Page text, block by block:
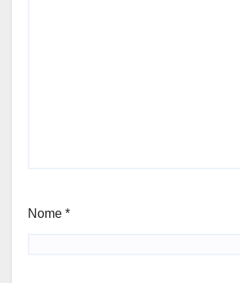
Nome *